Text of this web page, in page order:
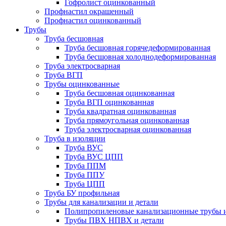
Гофролист оцинкованный
Профнастил окрашенный
Профнастил оцинкованный
Трубы
Труба бесшовная
Труба бесшовная горячедеформированная
Труба бесшовная холоднодеформированная
Труба электросварная
Труба ВГП
Трубы оцинкованные
Труба бесшовная оцинкованная
Труба ВГП оцинкованная
Труба квадратная оцинкованная
Труба прямоугольная оцинкованная
Труба электросварная оцинкованная
Труба в изоляции
Труба ВУС
Труба ВУС ЦПП
Труба ППМ
Труба ППУ
Труба ЦПП
Труба БУ профильная
Трубы для канализации и детали
Полипропиленовые канализационные трубы
Трубы ПВХ НПВХ и детали